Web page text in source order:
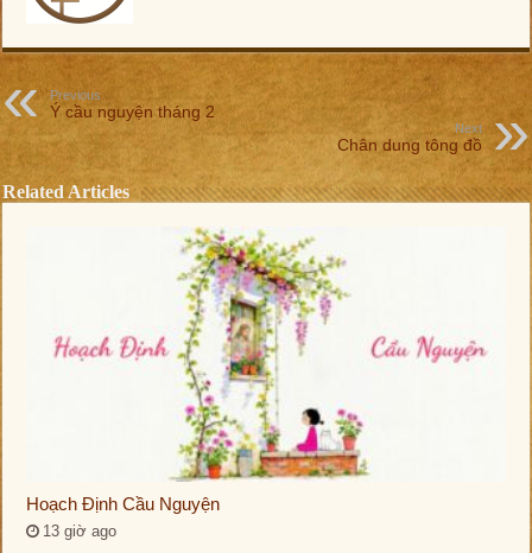
Previous
Ý cầu nguyện tháng 2
Next
Chân dung tông đồ
Related Articles
Hoạch Định Cầu Nguyện
13 giờ ago